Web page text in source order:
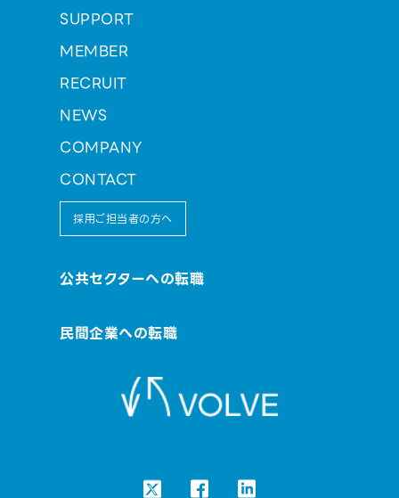
SUPPORT
MEMBER
RECRUIT
NEWS
COMPANY
CONTACT
採用ご担当者の方へ
公共セクターへの転職
民間企業への転職